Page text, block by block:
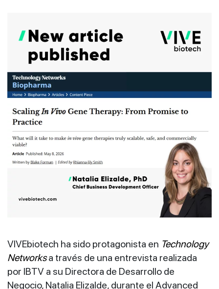
VIVEbiotech ha sido protagonista en Technology
Networksa través de una entrevista realizada
por IBTV a su Directora de Desarrollo de
Negocio, Natalia Elizalde, durante el Advanced